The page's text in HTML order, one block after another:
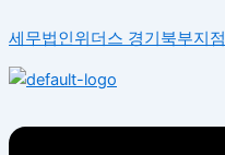
텐
츠
로
너
세무법인위더스 경기북부지점